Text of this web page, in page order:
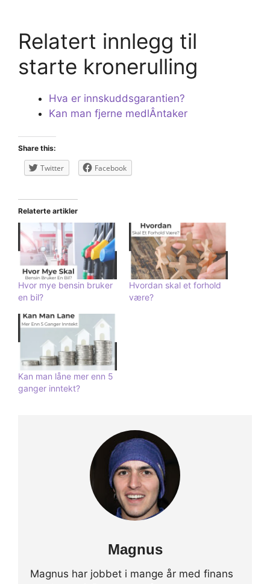
Relatert innlegg til
starte kronerulling
Hva er innskuddsgarantien?
Kan man fjerne medlÂntaker
Share this:
Twitter Facebook
Relaterte artikler
Hvor mye bensin bruker
en bil?
Hvordan skal et forhold
være?
Kan man låne mer enn 5
ganger inntekt?
Magnus
Magnus har jobbet i mange år med finans